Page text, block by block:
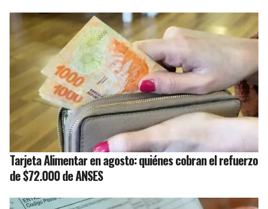
Tarjeta Alimentar en agosto: quiénes cobran el refuerzo
de $72.000 de ANSES